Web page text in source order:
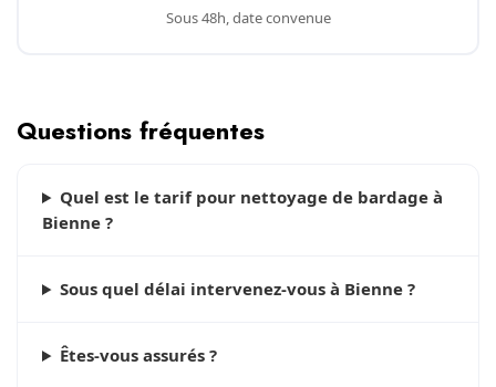
Sous 48h, date convenue
Questions fréquentes
Quel est le tarif pour nettoyage de bardage à
Bienne ?
Sous quel délai intervenez-vous à Bienne ?
Êtes-vous assurés ?